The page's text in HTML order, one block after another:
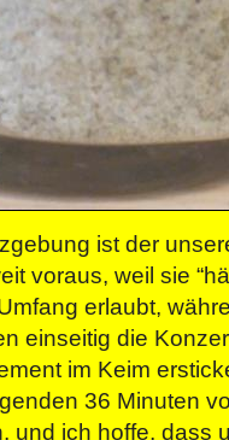
ist der
voraus, weil sie
erlaubt,
einseitig die
im Keim
36 Minuten
und ich hoffe, dass